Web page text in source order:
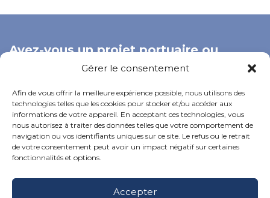
Gérer le consentement
Afin de vous offrir la meilleure expérience possible, nous utilisons des
technologies telles que les cookies pour stocker et/ou accéder aux
informations de votre appareil. En acceptant ces technologies, vous
nous autorisez à traiter des données telles que votre comportement de
navigation ou vos identifiants uniques sur ce site. Le refus ou le retrait
de votre consentement peut avoir un impact négatif sur certaines
fonctionnalités et options.
Accepter
Avez-vous un projet portuaire ou
Notre équipe technique peut vous aider à définir la solution
la mieux adaptée à votre installation, de la phase de
conception jusqu'à la mise en œuvre finale.
DEMANDER UN DEVIS